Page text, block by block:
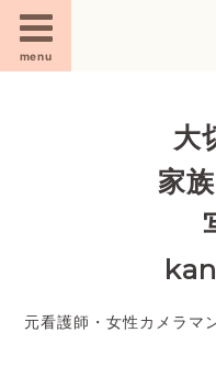
menu
大
家
元看護師・女性カメラマ